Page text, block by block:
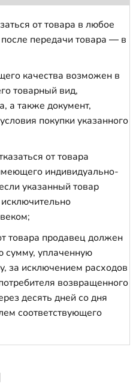
от товара в любое
передачи товара — в
качества возможен в
товарный вид,
а также документ,
покупки указанного
от товара
индивидуально-
указанный товар
товара продавец должен
сумму, уплаченную
за исключением расходов
возвращенного
десять дней со дня
соответствующего